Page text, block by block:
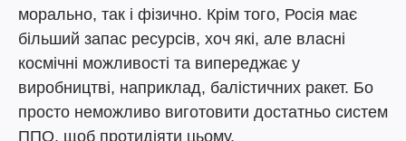
морально, так і фізично. Крім того, Росія має
більший запас ресурсів, хоч які, але власні
космічні можливості та випереджає у
виробництві, наприклад, балістичних ракет. Бо
просто неможливо виготовити достатньо систем
ППО, щоб протидіяти цьому.